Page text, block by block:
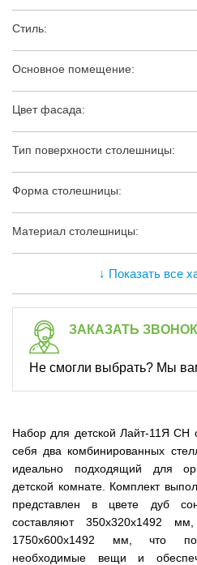
Стиль:
Основное помещение:
Цвет фасада:
Тип поверхности столешницы:
Форма столешницы:
Материал столешницы:
↓ Показать все
ЗАКАЗАТЬ ЗВОНОК
Не смогли выбрать? Мы
Набор для детской Лайт-11Я
себя два комбинированных
идеально подходящий для
детской комнате. Комплект
представлен в цвете дуб
составляют 350x320x1492
1750x600x1492 мм, что
необходимые вещи и